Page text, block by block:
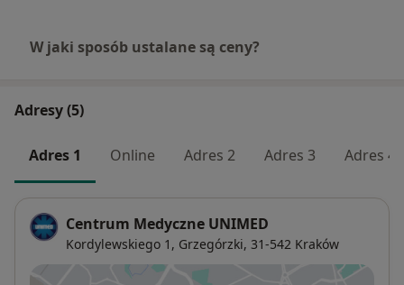
W jaki sposób ustalane są ceny?
Adresy (5)
Adres 1 Online Adres 2 Adres 3 Adres 4
Centrum Medyczne UNIMED
Kordylewskiego 1, Grzegórzki, 31-542 Kraków